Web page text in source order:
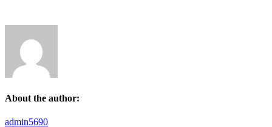
About the author:
admin5690